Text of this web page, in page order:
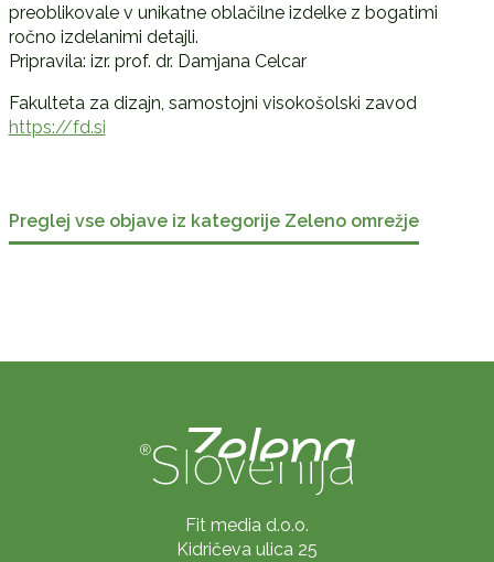
preoblikovale v unikatne oblačilne izdelke z bogatimi
ročno izdelanimi detajli.
Pripravila: izr. prof. dr. Damjana Celcar
Fakulteta za dizajn, samostojni visokošolski zavod
https://fd.si
Preglej vse objave iz kategorije Zeleno omrežje
Fit media d.o.o.
Kidričeva ulica 25